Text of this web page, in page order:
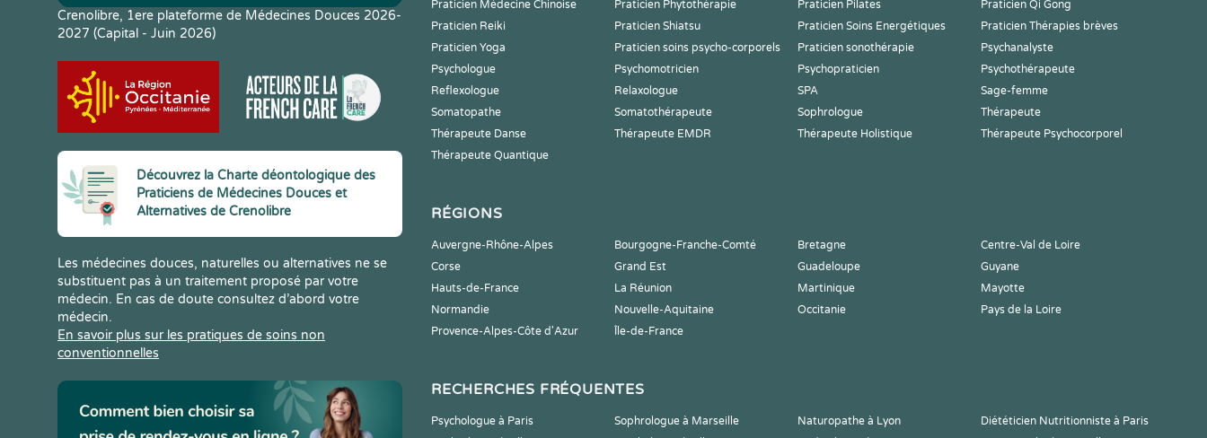
Crenolibre, 1ere plateforme de Médecines Douces 2026-
2027 (Capital - Juin 2026)
Découvrez la Charte déontologique des
Praticiens de Médecines Douces et
Alternatives de Crenolibre
Les médecines douces, naturelles ou alternatives ne se
substituent pas à un traitement proposé par votre
médecin. En cas de doute consultez d’abord votre
médecin.
En savoir plus sur les pratiques de soins non
conventionnelles
Praticien Médecine Chinoise
Praticien Phytothérapie Praticien Pilates
Praticien Qi Gong
Praticien Reiki
Praticien Shiatsu Praticien Soins Energétiques
Praticien Thérapies brèves
Praticien Yoga
Praticien soins psycho-corporels Praticien sonothérapie
Psychanalyste
Psychologue
Psychomotricien Psychopraticien
Psychothérapeute
Reflexologue
Relaxologue SPA
Sage-femme
Somatopathe
Somatothérapeute Sophrologue
Thérapeute
Thérapeute Danse
Thérapeute EMDR Thérapeute Holistique
Thérapeute Psychocorporel
Thérapeute Quantique
RÉGIONS
Auvergne-Rhône-Alpes Bourgogne-Franche-Comté Bretagne
Centre-Val de Loire
Corse
Grand Est Guadeloupe
Guyane
Hauts-de-France
La Réunion Martinique
Mayotte
Normandie
Nouvelle-Aquitaine Occitanie
Pays de la Loire
Provence-Alpes-Côte d'Azur
Île-de-France
RECHERCHES FRÉQUENTES
Psychologue à Paris Sophrologue à Marseille Naturopathe à Lyon
Diététicien Nutritionniste à Paris